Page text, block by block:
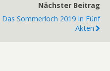
Nächster Beitrag
Das Sommerloch 2019 In Fünf
Akten